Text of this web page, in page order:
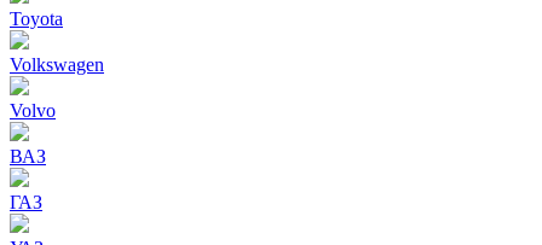
Toyota
Volkswagen
Volvo
ВАЗ
ГАЗ